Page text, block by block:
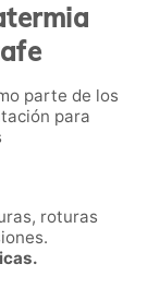
parte de los
para
roturas